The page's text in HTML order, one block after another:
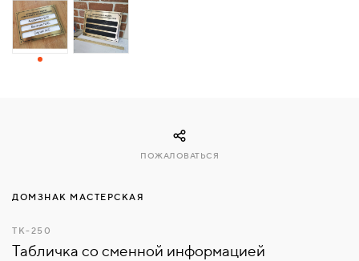
СВЯЗАТЬСЯ
ДОМЗНАК МАСТЕРСКАЯ
ТК-250
Табличка со сменной информацией
ПОЖАЛОВАТЬСЯ